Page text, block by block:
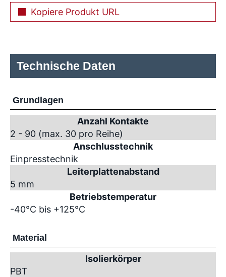
Kopiere Produkt URL
Technische Daten
Grundlagen
Anzahl Kontakte
2 - 90 (max. 30 pro Reihe)
Anschlusstechnik
Einpresstechnik
Leiterplattenabstand
5 mm
Betriebstemperatur
-40°C bis +125°C
Material
Isolierkörper
PBT